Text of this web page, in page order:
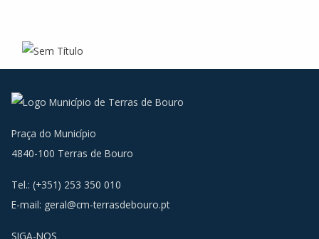
Praça do Município
4840-100 Terras de Bouro
Tel.: (+351) 253 350 010
E-mail: geral@cm-terrasdebouro.pt
SIGA-NOS